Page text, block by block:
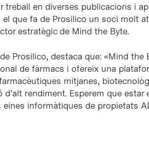
en diverses publicacions i
que fa de Prosilico un soci molt
estratègic de Mind the Byte.
Prosilico, destaca que: «Mind the
de fàrmacs i ofereix una
mitjanes,
rendiment. Esperem que estar
eines informàtiques de propietats